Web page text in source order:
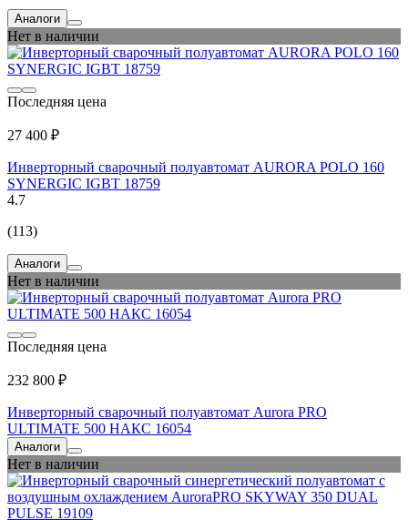
Аналоги
Нет в наличии
Последняя цена
27 400 ₽
Инверторный сварочный полуавтомат AURORA POLO 160
SYNERGIC IGBT 18759
4.7
(113)
Аналоги
Нет в наличии
Последняя цена
232 800 ₽
Инверторный сварочный полуавтомат Aurora PRO
ULTIMATE 500 НАКС 16054
Аналоги
Нет в наличии